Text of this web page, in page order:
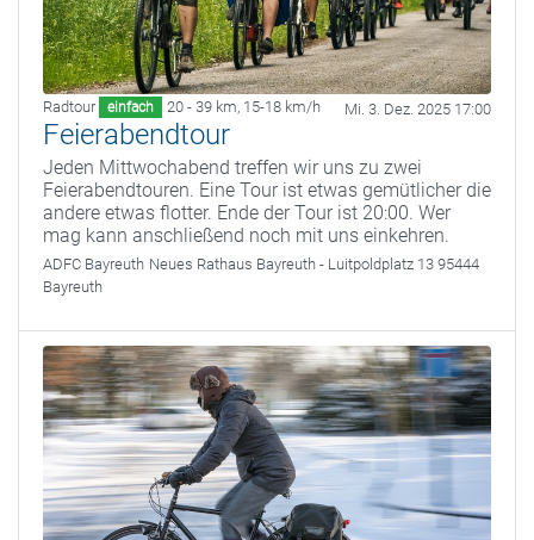
Radtour einfach 20 - 39 km, 15-18 km/h Mi. 3. Dez. 2025 17:00
Feierabendtour
Jeden Mittwochabend treffen wir uns zu zwei
Feierabendtouren. Eine Tour ist etwas gemütlicher die
andere etwas flotter. Ende der Tour ist 20:00. Wer
mag kann anschließend noch mit uns einkehren.
ADFC Bayreuth Neues Rathaus Bayreuth - Luitpoldplatz 13 95444
Bayreuth